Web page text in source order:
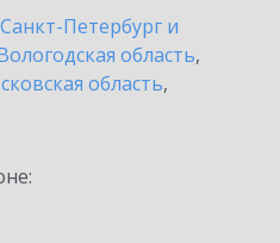
Санкт-Петербург и
область,
область,